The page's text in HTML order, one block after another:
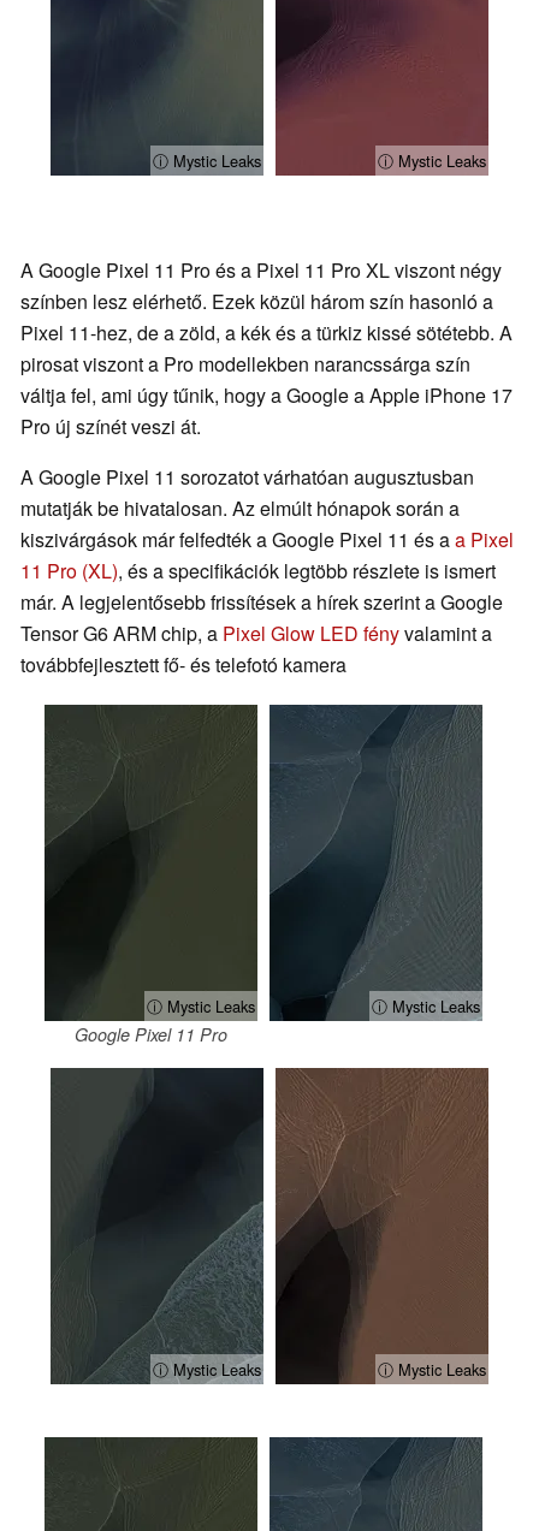
ⓘ Mystic Leaks ⓘ Mystic Leaks
A Google Pixel 11 Pro és a Pixel 11 Pro XL viszont négy
színben lesz elérhető. Ezek közül három szín hasonló a
Pixel 11-hez, de a zöld, a kék és a türkiz kissé sötétebb. A
pirosat viszont a Pro modellekben narancssárga szín
váltja fel, ami úgy tűnik, hogy a Google a Apple iPhone 17
Pro új színét veszi át.
A Google Pixel 11 sorozatot várhatóan augusztusban
mutatják be hivatalosan. Az elmúlt hónapok során a
kiszivárgások már felfedték a Google Pixel 11 és aa Pixel
11 Pro (XL), és a specifikációk legtöbb részlete is ismert
már. A legjelentősebb frissítések a hírek szerint a Google
Tensor G6 ARM chip, a Pixel Glow LED fényvalamint a
továbbfejlesztett fő- és telefotó kamera
ⓘ Mystic Leaks
Google Pixel 11 Pro
ⓘ Mystic Leaks
ⓘ Mystic Leaks ⓘ Mystic Leaks